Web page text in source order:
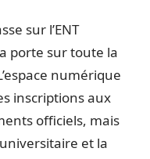
sur l’ENT
porte sur toute la
numérique
inscriptions aux
officiels, mais
et la